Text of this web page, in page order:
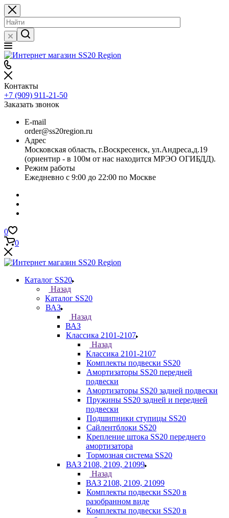
Контакты
+7 (909) 911-21-50
Заказать звонок
E-mail
order@ss20region.ru
Адрес
Московская область, г.Воскресенск, ул.Андреса,д.19
(ориентир - в 100м от нас находится МРЭО ОГИБДД).
Режим работы
Ежедневно с 9:00 до 22:00 по Москве
0
0
Каталог SS20
Назад
Каталог SS20
ВАЗ
Назад
ВАЗ
Классика 2101-2107
Назад
Классика 2101-2107
Комплекты подвески SS20
Амортизаторы SS20 передней
подвески
Амортизаторы SS20 задней подвески
Пружины SS20 задней и передней
подвески
Подшипники ступицы SS20
Сайлентблоки SS20
Крепление штока SS20 переднего
амортизатора
Тормозная система SS20
ВАЗ 2108, 2109, 21099
Назад
ВАЗ 2108, 2109, 21099
Комплекты подвески SS20 в
разобранном виде
Комплекты подвески SS20 в